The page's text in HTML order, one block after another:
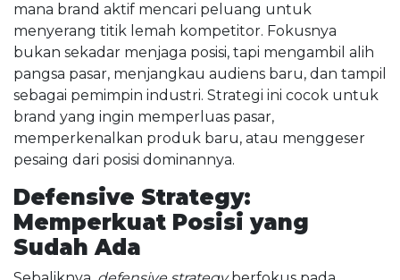
mana brand aktif mencari peluang untuk
menyerang titik lemah kompetitor. Fokusnya
bukan sekadar menjaga posisi, tapi mengambil alih
pangsa pasar, menjangkau audiens baru, dan tampil
sebagai pemimpin industri. Strategi ini cocok untuk
brand yang ingin memperluas pasar,
memperkenalkan produk baru, atau menggeser
pesaing dari posisi dominannya.
Defensive Strategy:
Memperkuat Posisi yang
Sudah Ada